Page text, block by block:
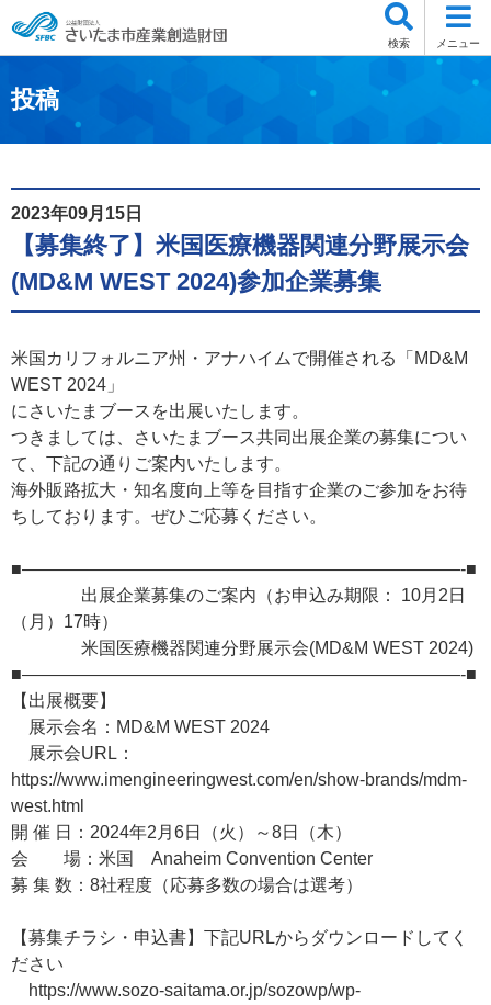
検索 メニュー
投稿
2023年09月15日
【募集終了】米国医療機器関連分野展示会
(MD&M WEST 2024)参加企業募集
米国カリフォルニア州・アナハイムで開催される「MD&M
WEST 2024」
にさいたまブースを出展いたします。
つきましては、さいたまブース共同出展企業の募集につい
て、下記の通りご案内いたします。
海外販路拡大・知名度向上等を目指す企業のご参加をお待
ちしております。ぜひご応募ください。
■—————————————————————————-■
出展企業募集のご案内（お申込み期限： 10月2日
（月）17時）
米国医療機器関連分野展示会(MD&M WEST 2024)
■—————————————————————————-■
【出展概要】
展示会名：MD&M WEST 2024
展示会URL：
https://www.imengineeringwest.com/en/show-brands/mdm-
west.html
開 催 日：2024年2月6日（火）～8日（木）
会 場：米国 Anaheim Convention Center
募 集 数：8社程度（応募多数の場合は選考）
【募集チラシ・申込書】下記URLからダウンロードしてく
ださい
https://www.sozo-saitama.or.jp/sozowp/wp-